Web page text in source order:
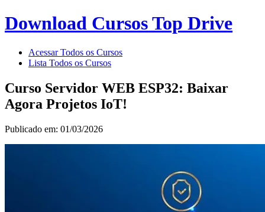
Download Cursos Top Drive
Acessar Todos os Cursos
Lista Todos os Cursos
Curso Servidor WEB ESP32: Baixar
Agora Projetos IoT!
Publicado em: 01/03/2026